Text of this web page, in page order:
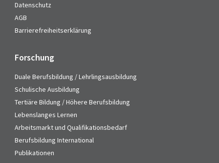
Datenschutz
AGB
Barrierefreiheitserklärung
Forschung
Duale Berufsbildung / Lehrlingsausbildung
Schulische Ausbildung
Tertiäre Bildung / Höhere Berufsbildung
Lebenslanges Lernen
Arbeitsmarkt und Qualifikationsbedarf
Berufsbildung International
Publikationen